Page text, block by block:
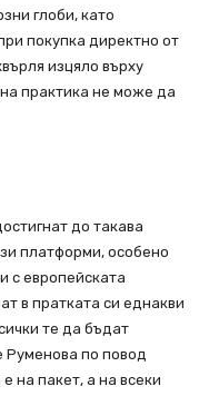
глоби, като
покупка директно от
изцяло върху
практика не може да
до такава
платформи, особено
с европейската
в пратката си еднакви
те да бъдат
Руменова по повод
на пакет, а на всеки